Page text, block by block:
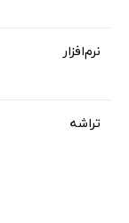
نرم‌افزار
تراشه